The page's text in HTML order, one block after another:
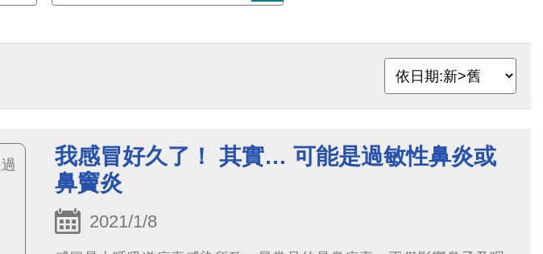
我感冒好久了！ 其實… 可能是過敏性鼻炎或
鼻竇炎
2021/1/8